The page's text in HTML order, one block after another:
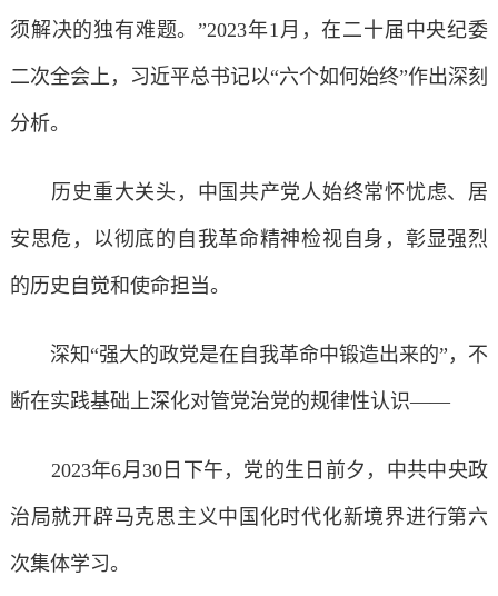
须解决的独有难题。”2023年1月，在二十届中央纪委
二次全会上，习近平总书记以“六个如何始终”作出深刻
分析。
历史重大关头，中国共产党人始终常怀忧虑、居
安思危，以彻底的自我革命精神检视自身，彰显强烈
的历史自觉和使命担当。
深知“强大的政党是在自我革命中锻造出来的”，不
断在实践基础上深化对管党治党的规律性认识——
2023年6月30日下午，党的生日前夕，中共中央政
治局就开辟马克思主义中国化时代化新境界进行第六
次集体学习。